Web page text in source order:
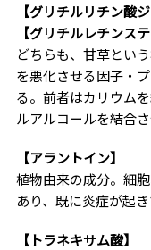
【グリチルリチン酸
【グリチルレチンステ
どちらも、甘草とい
を悪化させる因子・
る。前者はカリウム
ルアルコールを結合さ
【アラントイン】
植物由来の成分。細
あり、既に炎症が起
【トラネキサム酸】